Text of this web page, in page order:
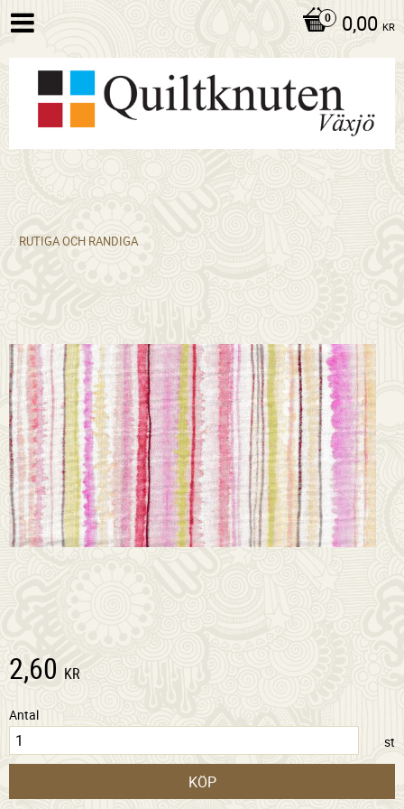
0,00 KR
RUTIGA OCH RANDIGA
2,60 KR
Antal
st
KÖP